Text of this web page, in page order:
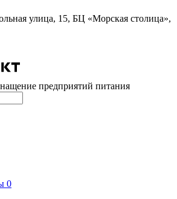
улица, 15, БЦ «Морская столица»,
предприятий питания
0